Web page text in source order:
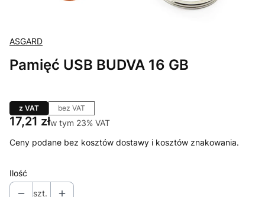
ASGARD
Pamięć USB BUDVA 16 GB
z VAT bez VAT
Cena
17,21 złw tym 23% VAT
w tym 23% VAT
Ceny podane bez kosztów dostawy i kosztów znakowania.
Ilość
szt.